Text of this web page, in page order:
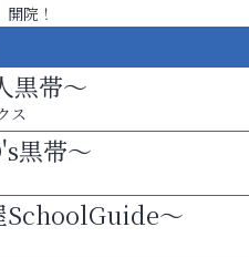
院！
黒帯～
ス
黒帯～
SchoolGuide～